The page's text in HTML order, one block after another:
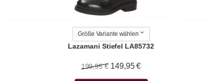
Größe Variante wählen
Lazamani Stiefel LA85732
199,95 € 149,95 €